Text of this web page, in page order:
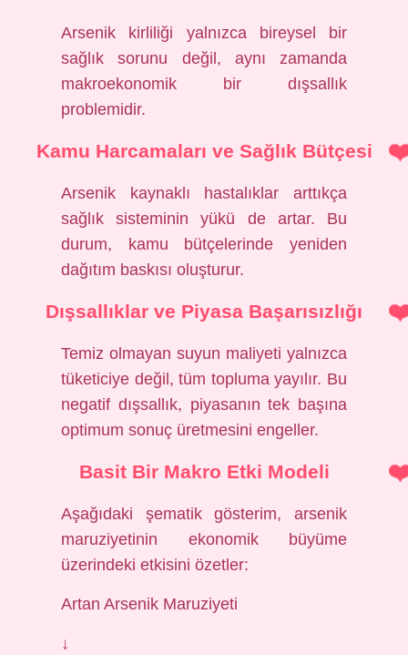
Arsenik kirliliği yalnızca bireysel bir
sağlık sorunu değil, aynı zamanda
makroekonomik bir dışsallık
problemidir.
Kamu Harcamaları ve Sağlık Bütçesi
Arsenik kaynaklı hastalıklar arttıkça
sağlık sisteminin yükü de artar. Bu
durum, kamu bütçelerinde yeniden
dağıtım baskısı oluşturur.
Dışsallıklar ve Piyasa Başarısızlığı
Temiz olmayan suyun maliyeti yalnızca
tüketiciye değil, tüm topluma yayılır. Bu
negatif dışsallık, piyasanın tek başına
optimum sonuç üretmesini engeller.
Basit Bir Makro Etki Modeli
Aşağıdaki şematik gösterim, arsenik
maruziyetinin ekonomik büyüme
üzerindeki etkisini özetler:
Artan Arsenik Maruziyeti
↓